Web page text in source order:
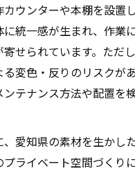
ウンターや本棚を設置
に統一感が生まれ、作業
寄せられています。ただ
る変色・反りのリスクが
ンテナンス方法や配置を
愛知県の素材を生かし
プライベート空間づくり